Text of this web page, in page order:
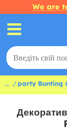
We are
... party Bunting